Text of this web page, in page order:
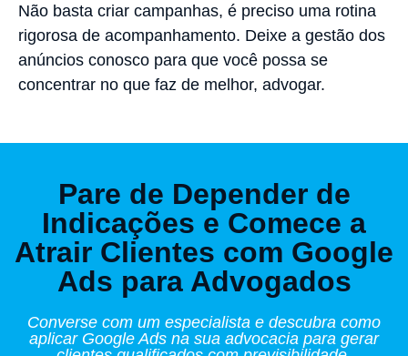
Não basta criar campanhas, é preciso uma rotina
rigorosa de acompanhamento. Deixe a gestão dos
anúncios conosco para que você possa se
concentrar no que faz de melhor, advogar.
Pare de Depender de
Indicações e Comece a
Atrair Clientes com Google
Ads para Advogados
Converse com um especialista e descubra como
aplicar Google Ads na sua advocacia para gerar